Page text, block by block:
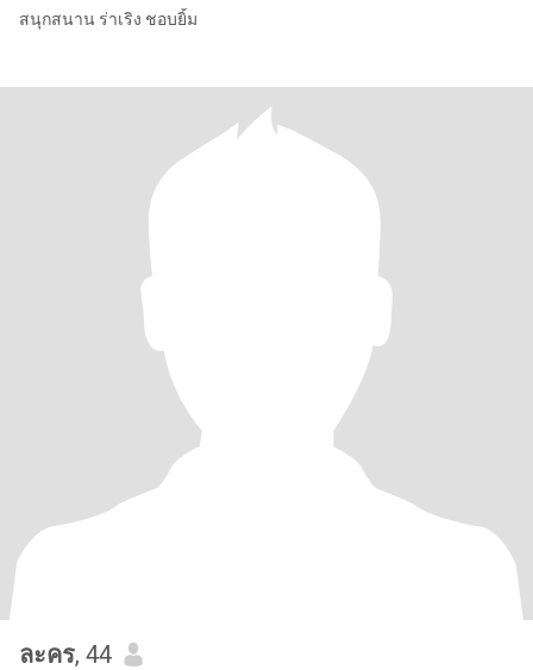
สนุกสนาน ร่าเริง ชอบยิ้ม
ละคร, 44